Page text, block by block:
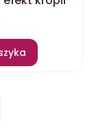
do ostatniej